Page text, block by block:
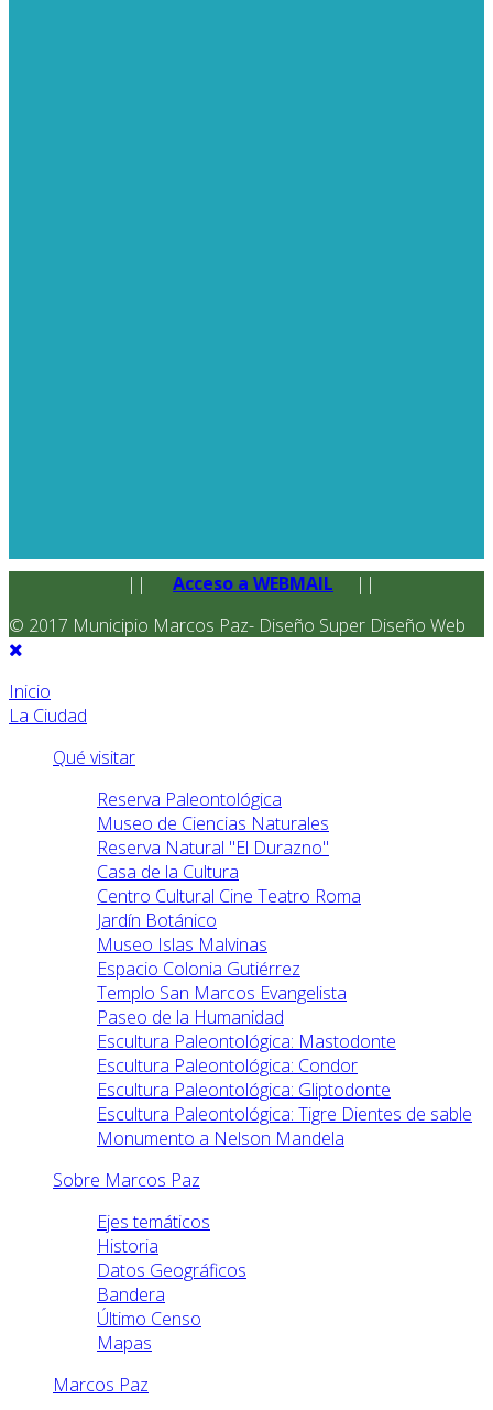
|| Acceso a WEBMAIL
||
© 2017 Municipio Marcos Paz- Diseño Super Diseño Web
Inicio
La Ciudad
Qué visitar
Reserva Paleontológica
Museo de Ciencias Naturales
Reserva Natural "El Durazno"
Casa de la Cultura
Centro Cultural Cine Teatro Roma
Jardín Botánico
Museo Islas Malvinas
Espacio Colonia Gutiérrez
Templo San Marcos Evangelista
Paseo de la Humanidad
Escultura Paleontológica: Mastodonte
Escultura Paleontológica: Condor
Escultura Paleontológica: Gliptodonte
Escultura Paleontológica: Tigre Dientes de sable
Monumento a Nelson Mandela
Sobre Marcos Paz
Ejes temáticos
Historia
Datos Geográficos
Bandera
Último Censo
Mapas
Marcos Paz